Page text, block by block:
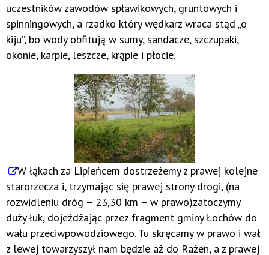
uczestników zawodów spławikowych, gruntowych i
spinningowych, a rzadko który wędkarz wraca stąd „o
kiju”, bo wody obfitują w sumy, sandacze, szczupaki,
okonie, karpie, leszcze, krąpie i płocie.
W łąkach za Lipieńcem dostrzeżemy z prawej kolejne
starorzecza i, trzymając się prawej strony drogi, (na
rozwidleniu dróg – 23,30 km – w prawo)zatoczymy
duży łuk, dojeżdżając przez fragment gminy Łochów do
wału przeciwpowodziowego. Tu skręcamy w prawo i wał
z lewej towarzyszył nam będzie aż do Rażen, a z prawej